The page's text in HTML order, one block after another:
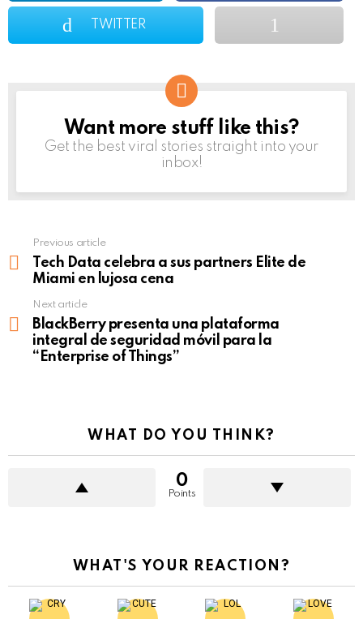
TWITTER
NEWSLETTER
Want more stuff like this?
Get the best viral stories straight into your
inbox!
more
Previous article
Tech Data celebra a sus partners Elite de
Miami en lujosa cena
Next article
BlackBerry presenta una plataforma
integral de seguridad móvil para la
“Enterprise of Things”
WHAT DO YOU THINK?
0
Points
WHAT'S YOUR REACTION?